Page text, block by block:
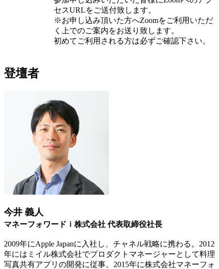
セスURLをご送付致します。
※お申し込み頂いた方へZoomをご利用いただ
く上でのご案内をお送り致します。
初めてご利用される方は必ずご確認下さい。
登壇者
今井 義人
マネーフォワードｉ株式会社 代表取締役社長
2009年にApple Japanに入社し、チャネル戦略に携わる。2012
年にはミイル株式会社でプロダクトマネージャーとして料理
写真共有アプリの開発に従事。2015年に株式会社マネーフォ